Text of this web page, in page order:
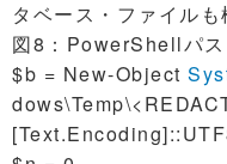
タベース・ファイルも
図8：PowerShellパス
$b = New-Object